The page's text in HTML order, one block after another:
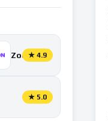
Zoon★4.9
★ 5.0